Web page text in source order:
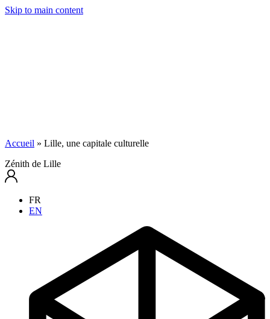
Skip to main content
Accueil » Lille, une capitale culturelle
Zénith de Lille
FR
EN